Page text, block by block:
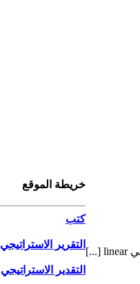
خريطة الموقع
كتب
التقرير
التقدير الاستراتيجي